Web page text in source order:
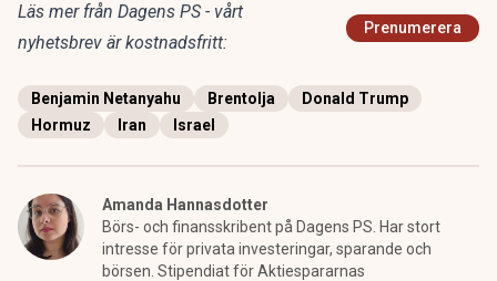
Läs mer från Dagens PS - vårt
nyhetsbrev är kostnadsfritt:
Prenumerera
Benjamin Netanyahu Brentolja
Donald Trump
Hormuz
Iran Israel
Amanda Hannasdotter
Börs- och finansskribent på Dagens PS. Har stort
intresse för privata investeringar, sparande och
börsen. Stipendiat för Aktiespararnas